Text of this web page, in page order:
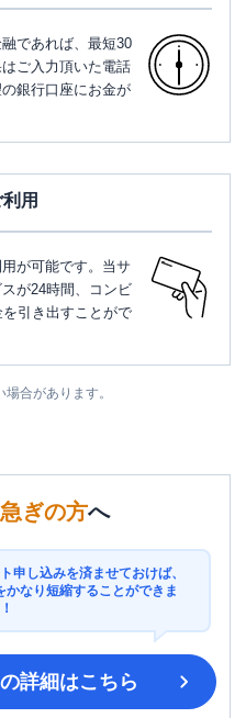
であれば、最短30
ご入力頂いた電話
銀行口座にお金が
用
が可能です。当サ
が24時間、コンビ
引き出すことがで
合があります。
ぎの方へ
申し込みを済ませておけば、
なり短縮することができま
の詳細はこちら